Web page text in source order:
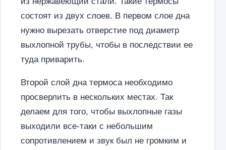
состоят из двух слоев. В первом слое дна
нужно вырезать отверстие под диаметр
выхлопной трубы, чтобы в последствии ее
туда приварить.
Второй слой дна термоса необходимо
просверлить в нескольких местах. Так
делаем для того, чтобы выхлопные газы
выходили все-таки с небольшим
сопротивлением и звук был не громким и